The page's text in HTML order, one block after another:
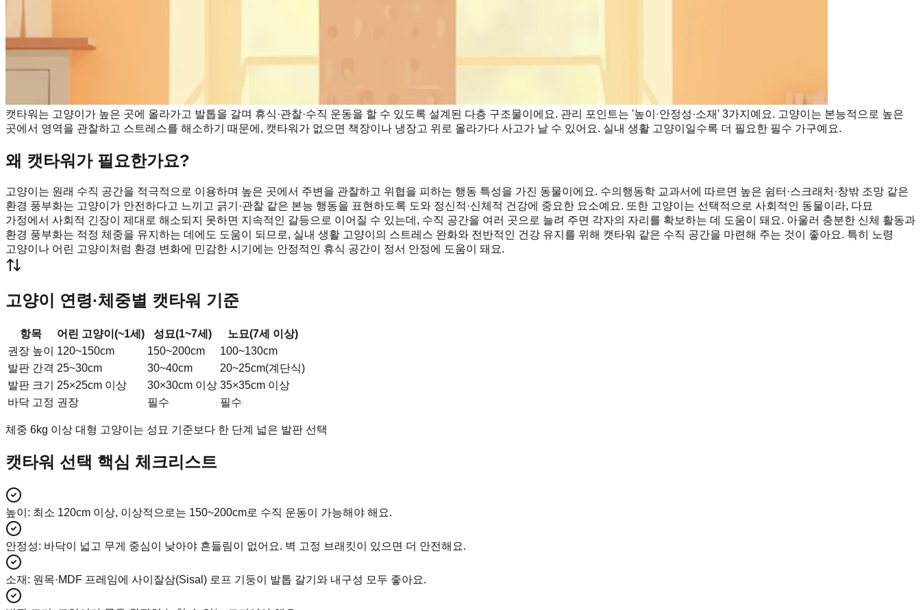
캣타워는 고양이가 높은 곳에 올라가고 발톱을 갈며 휴식·관찰·수직 운동을 할 수 있도록 설계된 다층 구조물이에요. 관리 포인트는 '높이·안정성·소재' 3가지예요. 고양이는 본능적으로 높은
곳에서 영역을 관찰하고 스트레스를 해소하기 때문에, 캣타워가 없으면 책장이나 냉장고 위로 올라가다 사고가 날 수 있어요. 실내 생활 고양이일수록 더 필요한 필수 가구예요.
왜 캣타워가 필요한가요?
고양이는 원래 수직 공간을 적극적으로 이용하며 높은 곳에서 주변을 관찰하고 위협을 피하는 행동 특성을 가진 동물이에요. 수의행동학 교과서에 따르면 높은 쉼터·스크래처·창밖 조망 같은
환경 풍부화는 고양이가 안전하다고 느끼고 긁기·관찰 같은 본능 행동을 표현하도록 도와 정신적·신체적 건강에 중요한 요소예요. 또한 고양이는 선택적으로 사회적인 동물이라, 다묘
가정에서 사회적 긴장이 제대로 해소되지 못하면 지속적인 갈등으로 이어질 수 있는데, 수직 공간을 여러 곳으로 늘려 주면 각자의 자리를 확보하는 데 도움이 돼요. 아울러 충분한 신체 활동과
환경 풍부화는 적정 체중을 유지하는 데에도 도움이 되므로, 실내 생활 고양이의 스트레스 완화와 전반적인 건강 유지를 위해 캣타워 같은 수직 공간을 마련해 주는 것이 좋아요. 특히 노령
고양이나 어린 고양이처럼 환경 변화에 민감한 시기에는 안정적인 휴식 공간이 정서 안정에 도움이 돼요.
고양이 연령·체중별 캣타워 기준
항목 어린 고양이(~1세) 성묘(1~7세)
노묘(7세 이상)
권장 높이
120~150cm 150~200cm
100~130cm
발판 간격 25~30cm 30~40cm
20~25cm(계단식)
발판 크기
25×25cm 이상 30×30cm 이상 35×35cm 이상
바닥 고정 권장 필수 필수
체중 6kg 이상 대형 고양이는 성묘 기준보다 한 단계 넓은 발판 선택
캣타워 선택 핵심 체크리스트
높이 : 최소 120cm 이상, 이상적으로는 150~200cm로 수직 운동이 가능해야 해요.
안정성: 바닥이 넓고 무게 중심이 낮아야 흔들림이 없어요. 벽 고정 브래킷이 있으면 더 안전해요.
소재 : 원목·MDF 프레임에 사이잘삼(Sisal) 로프 기둥이 발톱 갈기와 내구성 모두 좋아요.